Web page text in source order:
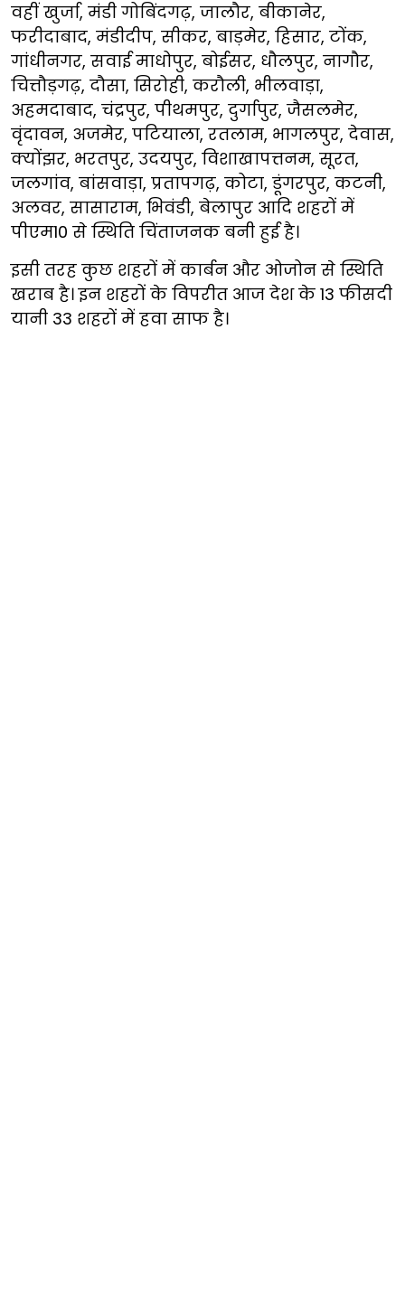
वहीं खुर्जा, मंडी गोबिंदगढ़, जालौर, बीकानेर,
फरीदाबाद, मंडीदीप, सीकर, बाड़मेर, हिसार, टोंक,
गांधीनगर, सवाई माधोपुर, बोईसर, धौलपुर, नागौर,
चित्तौड़गढ़, दौसा, सिरोही, करौली, भीलवाड़ा,
अहमदाबाद, चंद्रपुर, पीथमपुर, दुर्गापुर, जैसलमेर,
वृंदावन, अजमेर, पटियाला, रतलाम, भागलपुर, देवास,
क्योंझर, भरतपुर, उदयपुर, विशाखापत्तनम, सूरत,
जलगांव, बांसवाड़ा, प्रतापगढ़, कोटा, डूंगरपुर, कटनी,
अलवर, सासाराम, भिवंडी, बेलापुर आदि शहरों में
पीएम10 से स्थिति चिंताजनक बनी हुई है।
इसी तरह कुछ शहरों में कार्बन और ओजोन से स्थिति
खराब है। इन शहरों के विपरीत आज देश के 13 फीसदी
यानी 33 शहरों में हवा साफ है।